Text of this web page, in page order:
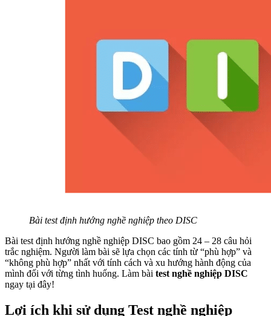
Bài test định hướng nghề nghiệp theo DISC
Bài test định hướng nghề nghiệp DISC bao gồm 24 – 28 câu hỏi
trắc nghiệm. Người làm bài sẽ lựa chọn các tính từ “phù hợp” và
“không phù hợp” nhất với tính cách và xu hướng hành động của
mình đối với từng tình huống. Làm bài test nghề nghiệp DISC
ngay tại đây!
Lợi ích khi sử dụng Test nghề nghiệp